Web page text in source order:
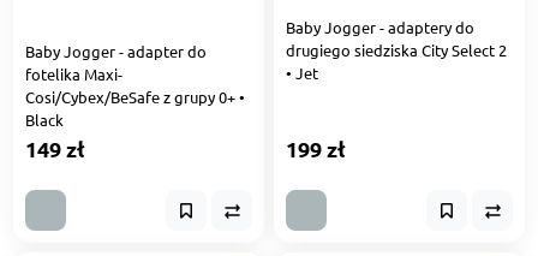
Baby Jogger - adapter do
fotelika Maxi-
Cosi/Cybex/BeSafe z grupy 0+ •
Black
149 zł
Baby Jogger - adaptery do
drugiego siedziska City Select 2
• Jet
199 zł